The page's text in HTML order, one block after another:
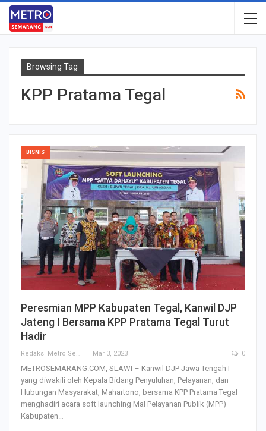
Browsing Tag
KPP Pratama Tegal
BISNIS
Peresmian MPP Kabupaten Tegal, Kanwil DJP
Jateng I Bersama KPP Pratama Tegal Turut
Hadir
Redaksi Metro Semarang Mar 3, 2023 0
METROSEMARANG.COM, SLAWI – Kanwil DJP Jawa Tengah I
yang diwakili oleh Kepala Bidang Penyuluhan, Pelayanan, dan
Hubungan Masyarakat, Mahartono, bersama KPP Pratama Tegal
menghadiri acara soft launching Mal Pelayanan Publik (MPP)
Kabupaten…